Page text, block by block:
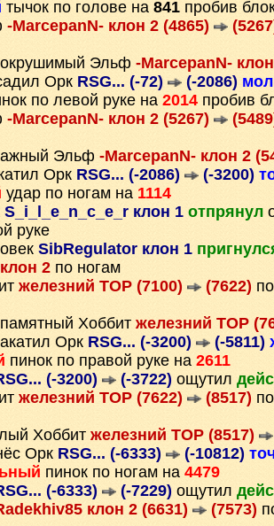
тычок по голове на 841 пробив
-MarcepanN- клон 2 (4865)
Эльф -MarcepanN-
Орк RSG... (-72) (-2086)
по левой руке на 2014 пробив
-MarcepanN- клон 2 (5267)
Эльф -MarcepanN- клон 2
Орк RSG... (-2086) (-3200)
удар по ногам на 1114
S_i_l_e_n_c_e_r клон 1 отпрянул
руке
SibRegulator клон 1
2 по ногам
железний ТОР (7100) (7622)
Хоббит железний ТОР
Орк RSG... (-3200) (-5811)
пинок по правой руке на 2611
(-3200) (-3722) ощутил
железний ТОР (7622) (8517)
Хоббит железний ТОР (8517)
Орк RSG... (-6333) (-10812)
пинок по ногам на 4479
(-6333) (-7229) ощутил
клон 2 (6631) (7573)